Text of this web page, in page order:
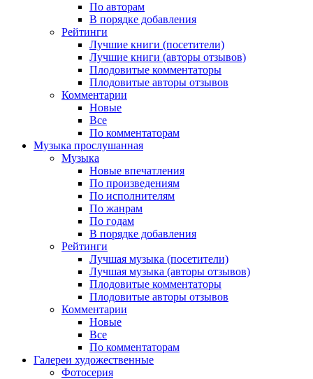
По авторам
В порядке добавления
Рейтинги
Лучшие книги (посетители)
Лучшие книги (авторы отзывов)
Плодовитые комментаторы
Плодовитые авторы отзывов
Комментарии
Новые
Все
По комментаторам
Музыка прослушанная
Музыка
Новые впечатления
По произведениям
По исполнителям
По жанрам
По годам
В порядке добавления
Рейтинги
Лучшая музыка (посетители)
Лучшая музыка (авторы отзывов)
Плодовитые комментаторы
Плодовитые авторы отзывов
Комментарии
Новые
Все
По комментаторам
Галереи художественные
Фотосерия